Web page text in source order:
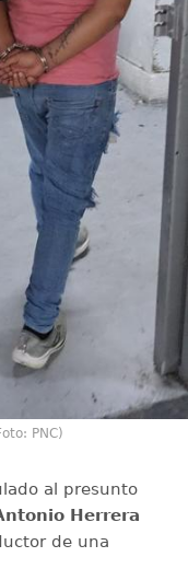
PNC)
al presunto
Herrera
de una